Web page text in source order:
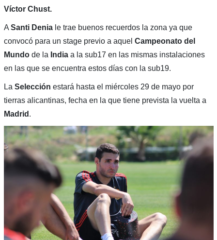
Víctor Chust.
A Santi Denia le trae buenos recuerdos la zona ya que
convocó para un stage previo a aquel Campeonato del
Mundode la Indiaa la sub17 en las mismas instalaciones
en las que se encuentra estos días con la sub19.
La Selección estará hasta el miércoles 29 de mayo por
tierras alicantinas, fecha en la que tiene prevista la vuelta a
Madrid .